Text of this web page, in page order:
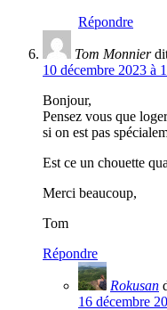
Répondre
Tom Monnier
10 décembre 2023 à
Bonjour,
Pensez vous que
si on est pas
Est ce un chouette
Merci beaucoup,
Tom
Répondre
Rokusan
16 décembre